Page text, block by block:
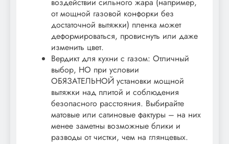
воздействии сильного жара (например,
от мощной газовой конфорки без
достаточной вытяжки) пленка может
деформироваться, провиснуть или даже
изменить цвет.
Вердикт для кухни с газом: Отличный
выбор, НО при условии
ОБЯЗАТЕЛЬНОЙ установки мощной
вытяжки над плитой и соблюдения
безопасного расстояния. Выбирайте
матовые или сатиновые фактуры – на них
менее заметны возможные блики и
разводы от чистки, чем на глянцевых.